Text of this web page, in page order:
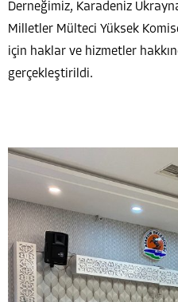
Derneğimiz, Karadeniz
Milletler Mülteci Yüksek
için haklar ve hizmetler
gerçekleştirildi.